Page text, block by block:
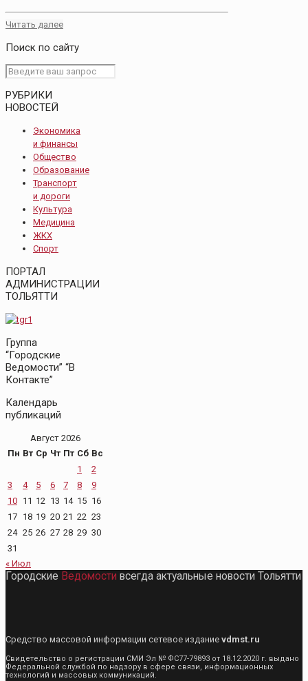
Читать далее
Поиск по сайту
РУБРИКИ
НОВОСТЕЙ
Экономика
и финансы
Общество
Образование
Транспорт
и дороги
Культура
Медицина
ЖКХ
Спорт
ПОРТАЛ
АДМИНИСТРАЦИИ
ТОЛЬЯТТИ
Группа
“Городские
Ведомости” “В
Контакте”
Календарь
публикаций
Август 2026
Пн Вт Ср Чт Пт Сб Вс
1
2
3
4 5 6 7 8
9
10 11 12 13 14 15 16
17 18 19 20 21 22 23
24 25 26 27 28 29 30
31
« Июл
Городские Ведомости всегда актуальные новости Тольятти
Средство массовой информации сетевое издание vdmst.ru
Свидетельство о регистрации СМИ Эл № ФС77-79893 от 18.12.2020 г. выдано
Федеральной службой по надзору в сфере связи, информационных
технологий и массовых коммуникаций.